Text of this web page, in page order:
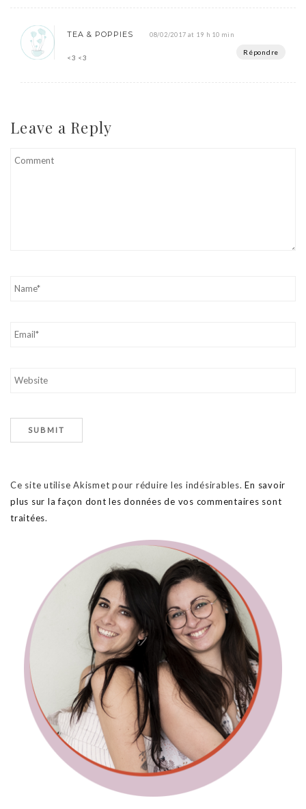
TEA & POPPIES 08/02/2017 at 19 h 10 min
Répondre
<3 <3
Leave a Reply
Ce site utilise Akismet pour réduire les indésirables.En savoir
plus sur la façon dont les données de vos commentaires sont
traitées.